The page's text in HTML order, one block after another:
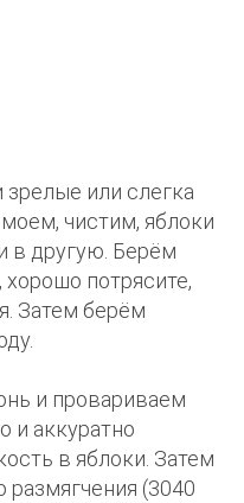
или слегка
чистим, яблоки
в другую. Берём
потрясите,
Затем берём
и провариваем
и аккуратно
в яблоки. Затем
размягчения (3040